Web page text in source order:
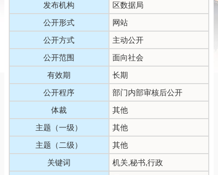
发布机构 区数据局
公开形式 网站
公开方式 主动公开
公开范围 面向社会
有效期 长期
公开程序 部门内部审核后公开
体裁 其他
主题（一级） 其他
主题（二级） 其他
关键词 机关,秘书,行政